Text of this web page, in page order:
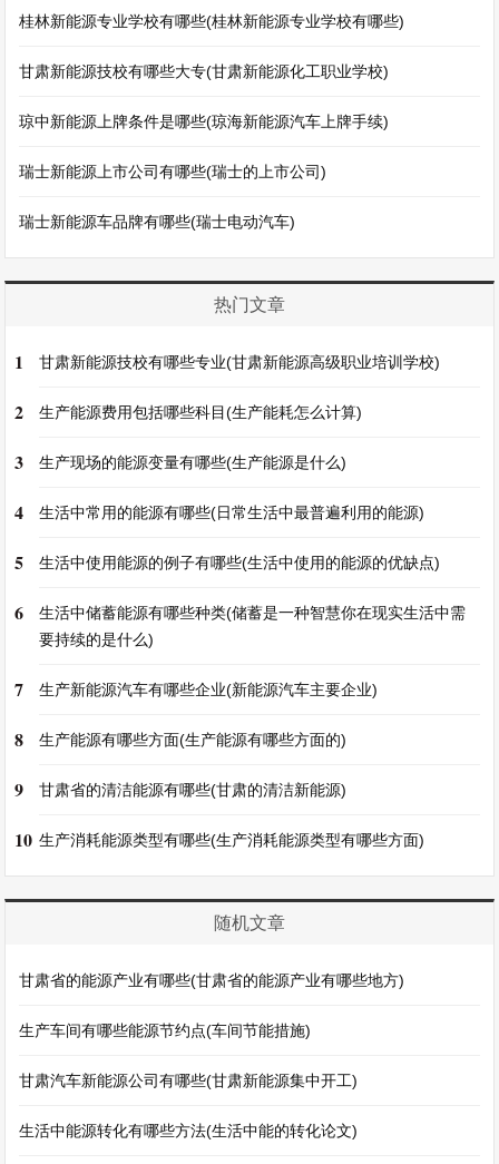
桂林新能源专业学校有哪些(桂林新能源专业学校有哪些)
甘肃新能源技校有哪些大专(甘肃新能源化工职业学校)
琼中新能源上牌条件是哪些(琼海新能源汽车上牌手续)
瑞士新能源上市公司有哪些(瑞士的上市公司)
瑞士新能源车品牌有哪些(瑞士电动汽车)
热门文章
1 甘肃新能源技校有哪些专业(甘肃新能源高级职业培训学校)
2 生产能源费用包括哪些科目(生产能耗怎么计算)
3 生产现场的能源变量有哪些(生产能源是什么)
4 生活中常用的能源有哪些(日常生活中最普遍利用的能源)
5 生活中使用能源的例子有哪些(生活中使用的能源的优缺点)
6
生活中储蓄能源有哪些种类(储蓄是一种智慧你在现实生活中需
要持续的是什么)
7 生产新能源汽车有哪些企业(新能源汽车主要企业)
8 生产能源有哪些方面(生产能源有哪些方面的)
9 甘肃省的清洁能源有哪些(甘肃的清洁新能源)
10 生产消耗能源类型有哪些(生产消耗能源类型有哪些方面)
随机文章
甘肃省的能源产业有哪些(甘肃省的能源产业有哪些地方)
生产车间有哪些能源节约点(车间节能措施)
甘肃汽车新能源公司有哪些(甘肃新能源集中开工)
生活中能源转化有哪些方法(生活中能的转化论文)